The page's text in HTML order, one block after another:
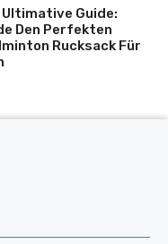
Ultimative Guide:
Den Perfekten
Rucksack Für